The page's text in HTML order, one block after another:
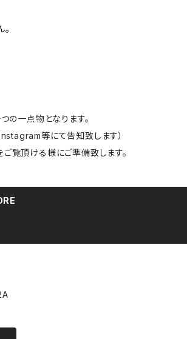
の一点物となります。
等にて告知致します）
覧頂ける様にご準備致します。